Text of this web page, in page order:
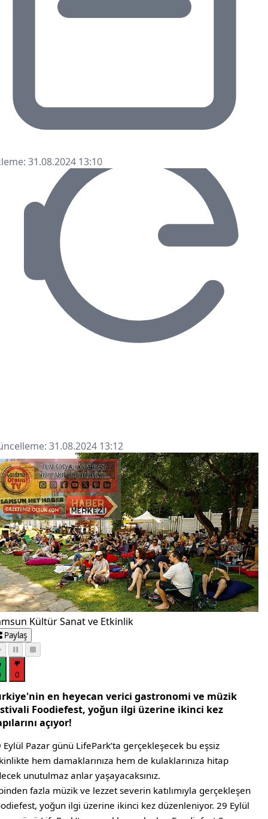
31.08.2024 13:10
31.08.2024 13:12
Kültür Sanat ve Etkinlik
Paylaş
0
en heyecan verici gastronomi ve müzik
Foodiefest, yoğun ilgi üzerine ikinci kez
açıyor!
Eylül Pazar günü LifePark’ta gerçekleşecek bu eşsiz
hem damaklarınıza hem de kulaklarınıza hitap
unutulmaz anlar yaşayacaksınız.
fazla müzik ve lezzet severin katılımıyla gerçekleşen
yoğun ilgi üzerine ikinci kez düzenleniyor. 29 Eylül